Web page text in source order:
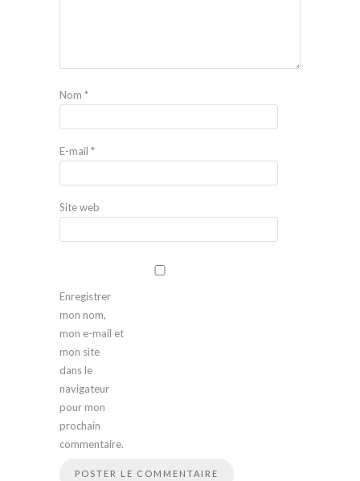
Nom *
E-mail *
Site web
Enregistrer
mon nom,
mon e-mail et
mon site
dans le
navigateur
pour mon
prochain
commentaire.